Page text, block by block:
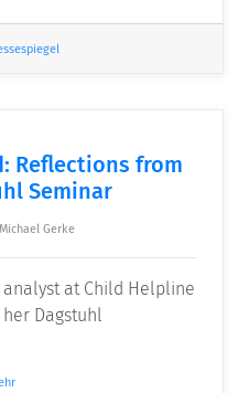
Reflections from
Seminar
Michael Gerke
analyst at Child Helpline
Dagstuhl